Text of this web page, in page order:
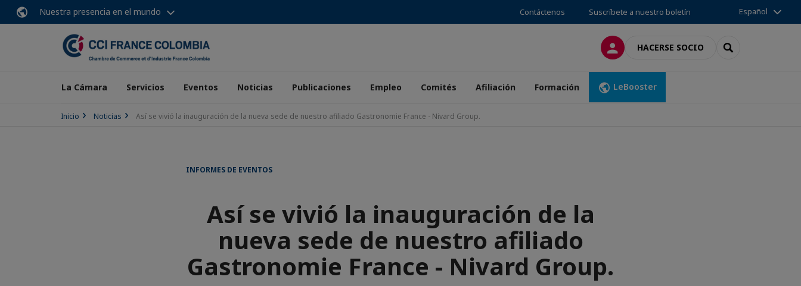
Nuestra presencia en el mundo Contáctenos Suscríbete a nuestro boletín Español
CONECTARSE
HACERSE SOCIO SEARCH
La Cámara Servicios Eventos Noticias Publicaciones Empleo Comités Afiliación Formación LeBooster
Inicio Noticias Así se vivió la inauguración de la nueva sede de nuestro afiliado Gastronomie France - Nivard Group.
INFORMES DE EVENTOS
Así se vivió la inauguración de la
nueva sede de nuestro afiliado
Gastronomie France - Nivard Group.